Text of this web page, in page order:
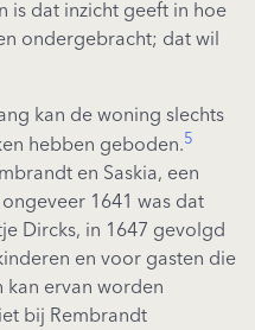
is dat inzicht geeft in hoe
ondergebracht; dat wil
kan de woning slechts
hebben geboden.5
en Saskia, een
1641 was dat
Dircks, in 1647 gevolgd
en voor gasten die
kan ervan worden
bij Rembrandt